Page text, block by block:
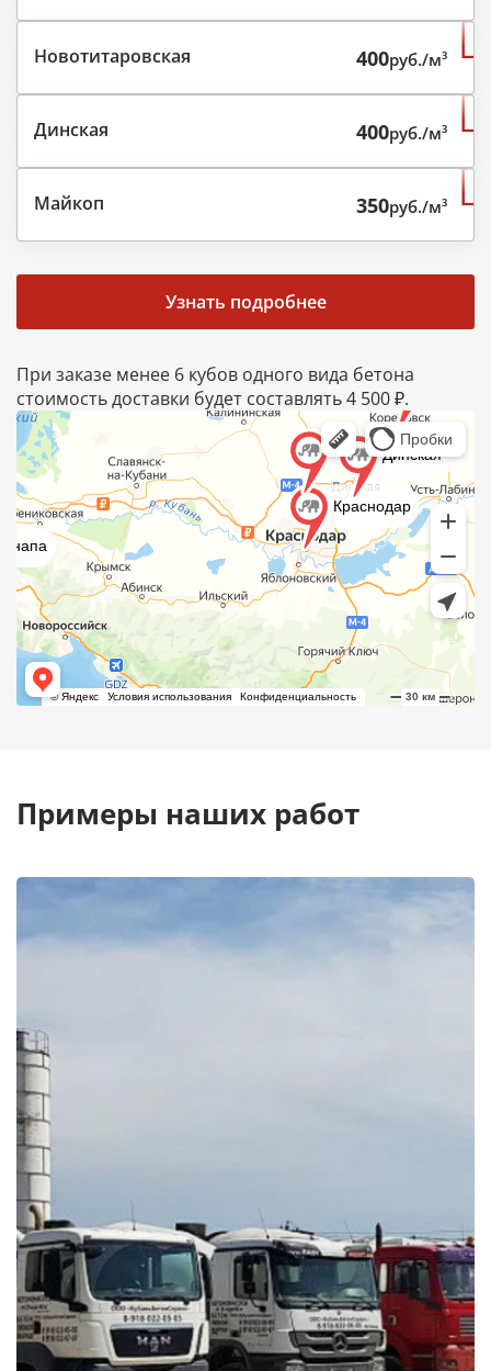
Новотитаровская 400руб./м³
Динская 400руб./м³
Майкоп 350руб./м³
Узнать подробнее
При заказе менее 6 кубов одного вида бетона
стоимость доставки будет составлять 4 500 ₽.
Примеры наших работ